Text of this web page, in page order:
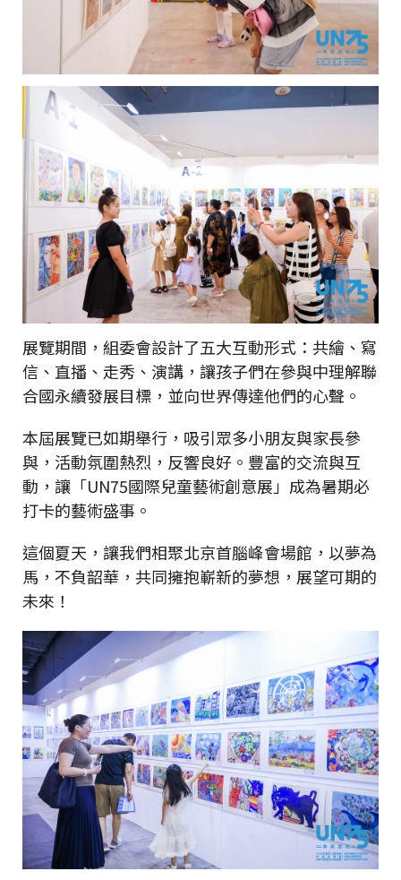
展覽期間，組委會設計了五大互動形式：共繪、寫
信、直播、走秀、演講，讓孩子們在參與中理解聯
合國永續發展目標，並向世界傳達他們的心聲。
本屆展覽已如期舉行，吸引眾多小朋友與家長參
與，活動氛圍熱烈，反響良好。豐富的交流與互
動，讓「UN75國際兒童藝術創意展」成為暑期必
打卡的藝術盛事。
這個夏天，讓我們相聚北京首腦峰會場館，以夢為
馬，不負韶華，共同擁抱嶄新的夢想，展望可期的
未來！